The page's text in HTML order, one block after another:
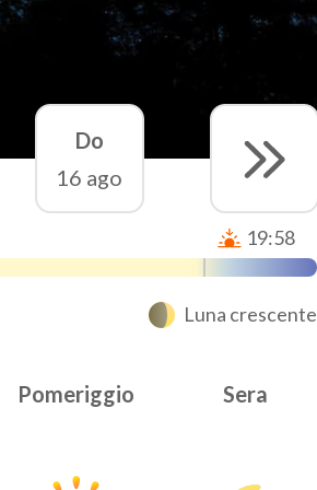
Do
16 ago
19:58
Luna crescente
Pomeriggio Sera